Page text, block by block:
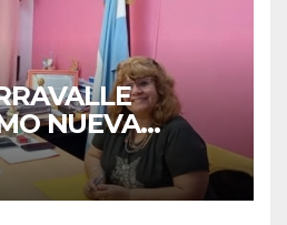
NUEVA
E.E.S. N° 82
DE